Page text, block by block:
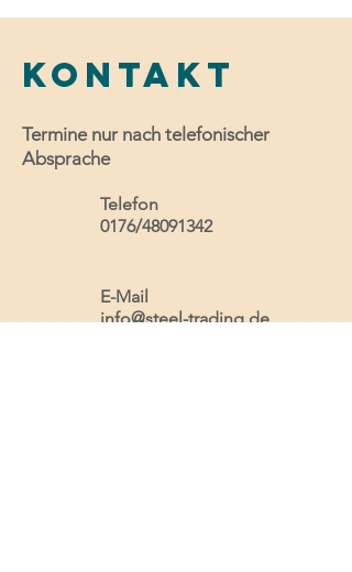
Kontakt
Termine nur nach telefonischer
Absprache
Telefon
0176/48091342
E-Mail
info@steel-trading.de